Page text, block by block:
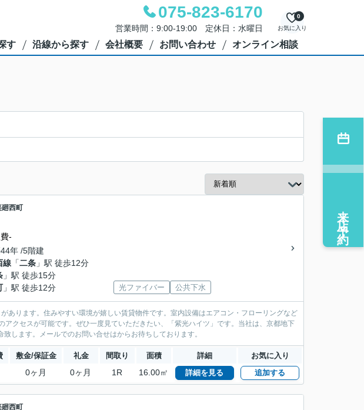
075-823-6170
営業時間：9:00-19:00 定休日：水曜日 お気に入り
0
す 沿線から探す 会社概要 お問い合わせ オンライン相談
廻西町
-
年 /5階建
線 「二条 」駅 徒歩12分
」駅 徒歩15分
」駅 徒歩12分 光ファイバー 公共下水
あります。住みやすい環境が嬉しい賃貸物件です。室内設備はエアコン・フローリングなど
クセスが可能です。ぜひ一度見ていただきたい、「紫光ハイツ」です。当社は、京都地下
します。メールでのお問い合せはからお待ちしております。
敷金/保証金 礼金 間取り 面積 詳細 お気に入り
0ヶ月 0ヶ月 1R 16.00㎡ 詳細を見る 追加する
廻西町
来店予約